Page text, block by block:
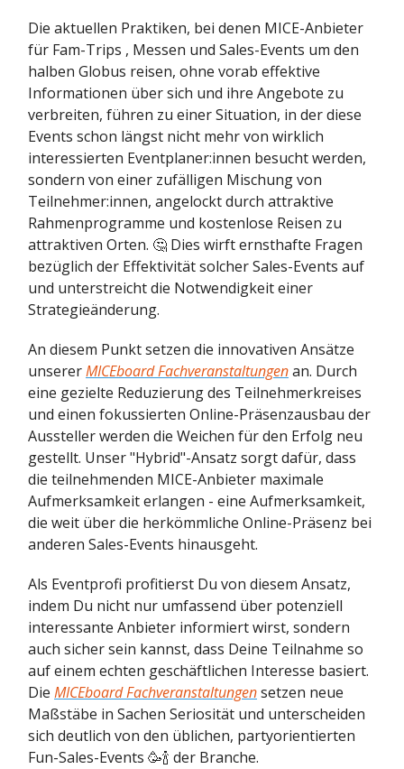
Die aktuellen Praktiken, bei denen MICE-Anbieter
für Fam-Trips , Messen und Sales-Events um den
halben Globus reisen, ohne vorab effektive
Informationen über sich und ihre Angebote zu
verbreiten, führen zu einer Situation, in der diese
Events schon längst nicht mehr von wirklich
interessierten Eventplaner:innen besucht werden,
sondern von einer zufälligen Mischung von
Teilnehmer:innen, angelockt durch attraktive
Rahmenprogramme und kostenlose Reisen zu
attraktiven Orten. 🤔 Dies wirft ernsthafte Fragen
bezüglich der Effektivität solcher Sales-Events auf
und unterstreicht die Notwendigkeit einer
Strategieänderung.
An diesem Punkt setzen die innovativen Ansätze
unsererMICEboard Fachveranstaltungenan. Durch
eine gezielte Reduzierung des Teilnehmerkreises
und einen fokussierten Online-Präsenzausbau der
Aussteller werden die Weichen für den Erfolg neu
gestellt. Unser "Hybrid"-Ansatz sorgt dafür, dass
die teilnehmenden MICE-Anbieter maximale
Aufmerksamkeit erlangen - eine Aufmerksamkeit,
die weit über die herkömmliche Online-Präsenz bei
anderen Sales-Events hinausgeht.
Als Eventprofi profitierst Du von diesem Ansatz,
indem Du nicht nur umfassend über potenziell
interessante Anbieter informiert wirst, sondern
auch sicher sein kannst, dass Deine Teilnahme so
auf einem echten geschäftlichen Interesse basiert.
Die MICEboard Fachveranstaltungensetzen neue
Maßstäbe in Sachen Seriosität und unterscheiden
sich deutlich von den üblichen, partyorientierten
Fun-Sales-Events 🥳🍾 der Branche.